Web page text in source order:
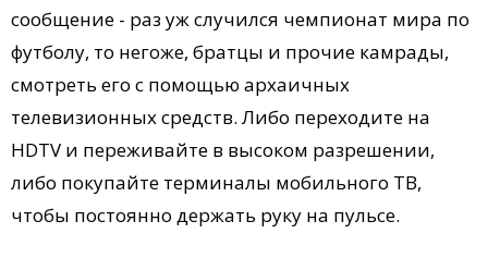
сообщение - раз уж случился чемпионат мира по
футболу, то негоже, братцы и прочие камрады,
смотреть его с помощью архаичных
телевизионных средств. Либо переходите на
HDTV и переживайте в высоком разрешении,
либо покупайте терминалы мобильного ТВ,
чтобы постоянно держать руку на пульсе.